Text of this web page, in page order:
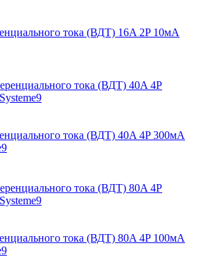
тока (ВДТ) 16A 2P 10мА
тока (ВДТ) 40A 4P 300мА
тока (ВДТ) 80A 4P 100мА